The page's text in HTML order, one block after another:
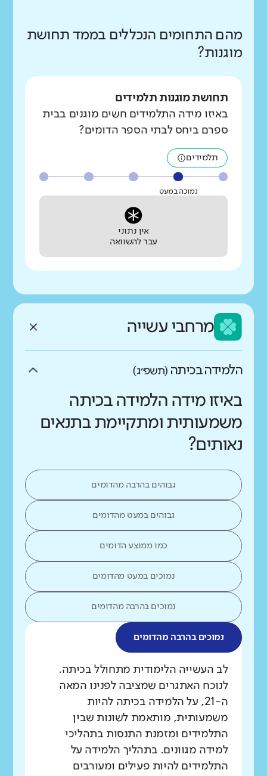
מהם התחומים הנכללים בממד תחושת
מוגנות?
תחושת מוגנות תלמידים
באיזו מידה התלמידים חשים מוגנים בבית
ספרם ביחס לבתי הספר הדומים?
תלמידים
נמוכה במעט
אין נתוני
עבר להשוואה
מרחבי עשייה
הלמידה בכיתה (תשפ״ג)
באיזו מידה הלמידה בכיתה
משמעותית ומתקיימת בתנאים
נאותים?
גבוהים בהרבה מהדומים
גבוהים במעט מהדומים
כמו ממוצע הדומים
נמוכים במעט מהדומים
נמוכים בהרבה מהדומים
נמוכים בהרבה מהדומים
מה בדקנו?
לב העשייה הלימודית מתחולל בכיתה.
לנוכח האתגרים שמציבה לפנינו המאה
ה-21, על הלמידה בכיתה להיות
משמעותית, מותאמת לשונות שבין
התלמידים ומזמנת התנסות בתהליכי
למידה מגוונים. בתהליך הלמידה על
התלמידים להיות פעילים ומעורבים